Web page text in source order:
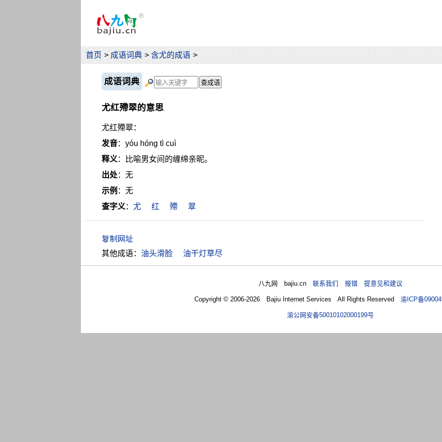
首页 > 成语词典 > 含尤的成语 >
成语词典
尤红殢翠的意思
尤红殢翠：
发音：yóu hóng tì cuì
释义 ：比喻男女间的缠绵亲昵。
出处：无
示例 ：无
查字义 ： 尤 红 殢 翠
其他成语： 油头滑脸 油干灯草尽
八九网 bajiu.cn联系我们 报错 提意见和建议
Copyright © 2006-2026 Bajiu Internet Services All Rights Reserved 渝ICP备
渝公网安备50010102000199号